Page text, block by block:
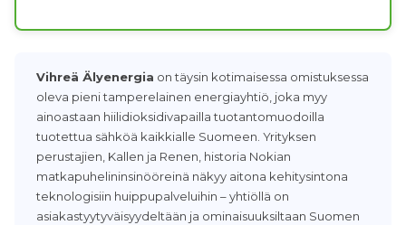
Vihreä Älyenergia on täysin kotimaisessa omistuksessa
oleva pieni tamperelainen energiayhtiö, joka myy
ainoastaan hiilidioksidivapailla tuotantomuodoilla
tuotettua sähköä kaikkialle Suomeen. Yrityksen
perustajien, Kallen ja Renen, historia Nokian
matkapuhelininsinööreinä näkyy aitona kehitysintona
teknologisiin huippupalveluihin – yhtiöllä on
asiakastyytyväisyydeltään ja ominaisuuksiltaan Suomen